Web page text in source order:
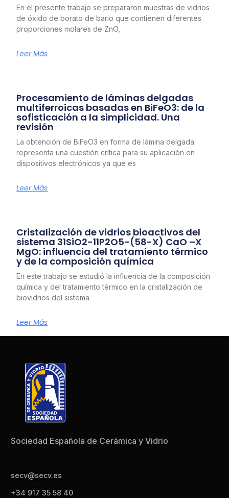
En el presente trabajo se prepararon muestras de vidrios
de óxido de borato de bario que contienen diferentes
proporciones molares de ZnO,
Leer Más
Procesamiento de láminas delgadas
multiferroicas basadas en BiFeO3: de la
sofisticación a la simplicidad. Una
revisión
La obtención de BiFeO3 en forma de lámina delgada
representa una cuestión crítica para su aplicación en
dispositivos electrónicos ya que es
Leer Más
Cristalización de vidrios bioactivos del
sistema 31SiO2-11P2O5-(58-X) CaO –X
MgO: influencia del tratamiento térmico
y de la composición química
En este trabajo se estudió la influencia de la composición
química y del tratamiento térmico en la cristalización de
biovidrios del sistema
Leer Más
Sociedad Española de Cerámica y Vidrio
secv@secv.es
+34 917 35 58 40